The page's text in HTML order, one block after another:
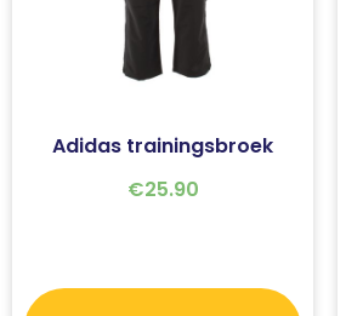
Adidas trainingsbroek
€25.90